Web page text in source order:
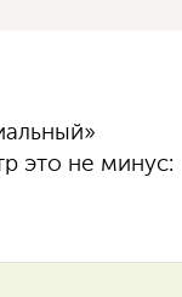
это не минус:
Диагностику
и бесплатно